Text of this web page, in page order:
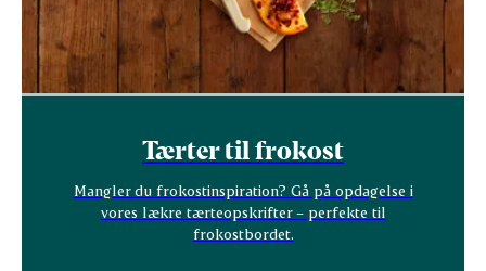
Tærter til frokost
Mangler du frokostinspiration? Gå på opdagelse i
vores lækre tærteopskrifter – perfekte til
frokostbordet.